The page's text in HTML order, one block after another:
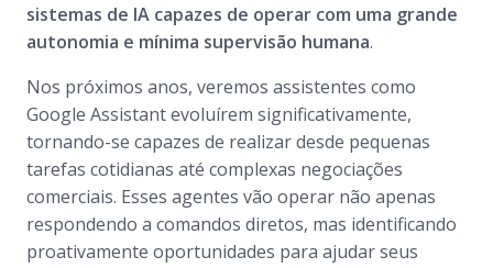
sistemas de IA capazes de operar com uma grande
autonomia e mínima supervisão humana.
Nos próximos anos, veremos assistentes como
Google Assistant evoluírem significativamente,
tornando-se capazes de realizar desde pequenas
tarefas cotidianas até complexas negociações
comerciais. Esses agentes vão operar não apenas
respondendo a comandos diretos, mas identificando
proativamente oportunidades para ajudar seus